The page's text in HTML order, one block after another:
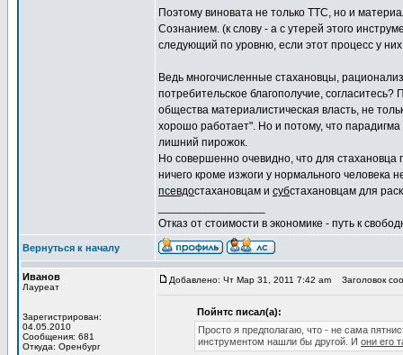
Поэтому виновата не только ТТС, но и
Сознанием. (к слову - а с утерей этого
следующий по уровню, если этот процесс у
Ведь многочисленные стахановцы,
потребительское благополучие,
общества материалистическая власть, не
хорошо работает". Но и потому, что
лишний пирожок.
Но совершенно очевидно, что для
ничего кроме изжоги у нормального человека
псевдостахановцам и субстахановцам для
Отказ от стоимости в экономике - путь к
Вернуться к началу
Иванов
Лауреат
Зарегистрирован:
04.05.2010
Сообщения: 681
Откуда: Оренбург
Добавлено: Чт Мар 31, 2011 7:42 am Заголовок
Пойнтс писал(а):
Просто я предполагаю, что - не сама
инструментом нашли бы другой. И они его